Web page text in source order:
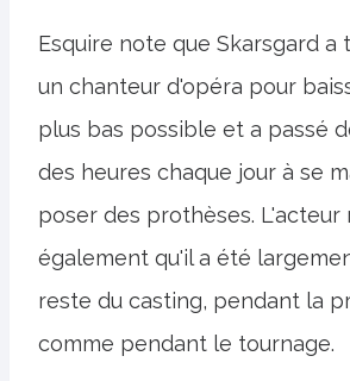
Esquire note que Skarsgard a
un chanteur d'opéra pour
plus bas possible et a passé
des heures chaque jour à se
poser des prothèses. L'acteur
également qu'il a été
reste du casting, pendant la
comme pendant le tournage.